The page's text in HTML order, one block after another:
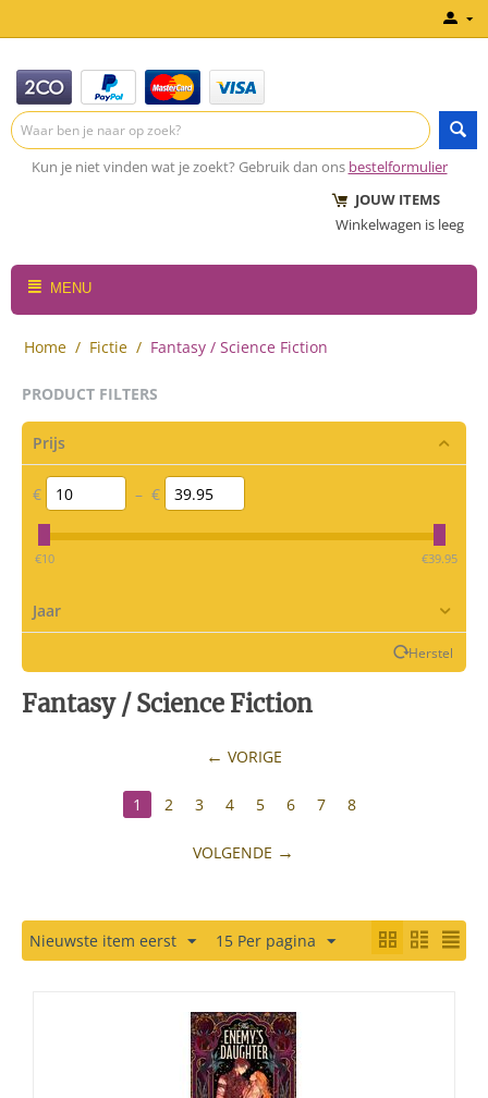
Kun je niet vinden wat je zoekt? Gebruik dan ons bestelformulier
JOUW ITEMS
Winkelwagen is leeg
MENU
Home / Fictie / Fantasy / Science Fiction
PRODUCT FILTERS
Prijs
€ – €
‎€10 ‎€39.95
Jaar
Herstel
Fantasy / Science Fiction
VORIGE
1 2 3 4 5 6 7 8
VOLGENDE
Nieuwste item eerst 15 Per pagina